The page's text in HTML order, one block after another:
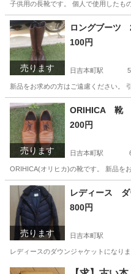
子供用の長靴です。 個人で使用したも
神奈川 横浜市 日吉本町駅
売ります
ロングブーツ
100円
日吉本町駅
新品をお求めの方はご遠慮ください。
神奈川 横浜市 日吉本町駅
売ります
ORIHICA 靴
200円
日吉本町駅
ORIHICA(オリヒカ)の靴です。 新品を
神奈川 横浜市 日吉本町駅
売ります
レディース ダ
800円
日吉本町駅
レディースのダウンジャケットになり
神奈川 横浜市 日吉本町駅